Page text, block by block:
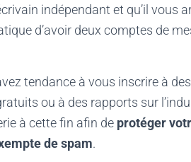
indépendant et qu’il vous
d’avoir deux comptes de
tendance à vous inscrire à
ou à des rapports sur
à cette fin afin de protéger
de spam.